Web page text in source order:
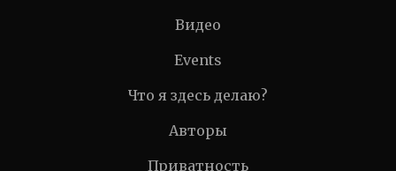
Видео
Events
Что я здесь делаю?
Авторы
Приватность